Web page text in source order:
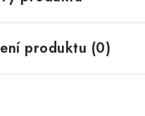
produktu (0)